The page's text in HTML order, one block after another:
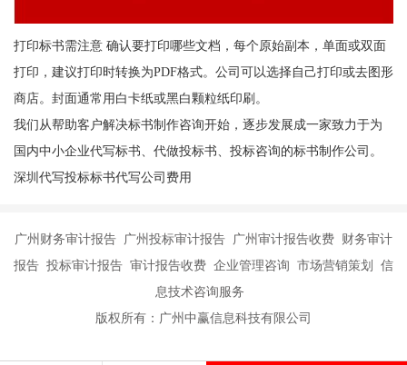
打印标书需注意 确认要打印哪些文档，每个原始副本，单面或双面
打印，建议打印时转换为PDF格式。公司可以选择自己打印或去图形
商店。封面通常用白卡纸或黑白颗粒纸印刷。
我们从帮助客户解决标书制作咨询开始，逐步发展成一家致力于为
国内中小企业代写标书、代做投标书、投标咨询的标书制作公司。
深圳代写投标标书代写公司费用
广州财务审计报告 广州投标审计报告 广州审计报告收费 财务审计
报告 投标审计报告 审计报告收费 企业管理咨询 市场营销策划 信
息技术咨询服务
版权所有：广州中赢信息科技有限公司